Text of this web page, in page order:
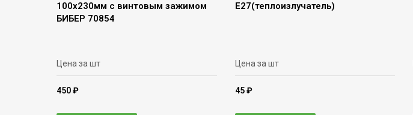
100х230мм с винтовым зажимом
БИБЕР 70854
Цена за шт
450 ₽
Е27(теплоизлучатель)
Цена за шт
45 ₽